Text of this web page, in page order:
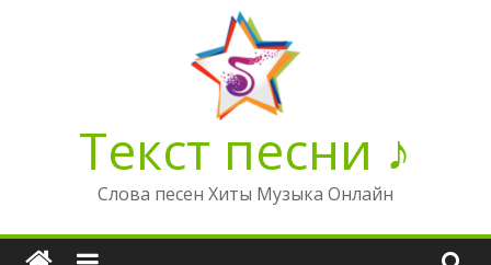
Текст песни ♪
Слова песен Хиты Музыка Онлайн